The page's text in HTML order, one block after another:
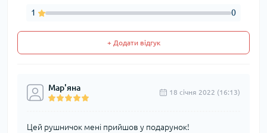
1 0
+ Додати відгук
Мар'яна 18 cічня 2022 (16:13)
Цей рушничок мені прийшов у подарунок!